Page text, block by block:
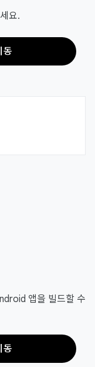
요.
동
앱을 빌드할 수
동